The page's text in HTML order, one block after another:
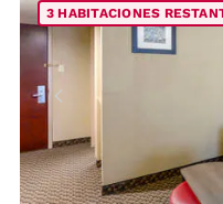
3 HABITACIONES